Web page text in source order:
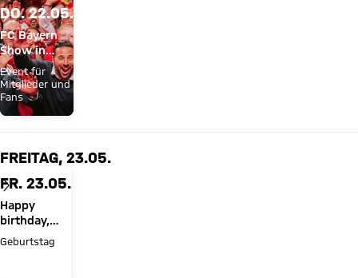
DO. 22.05.
FC Bayern
Show in
Bonn
Event für
Mitglieder und
Fans
FREITAG, 23.05.
FR. 23.05.
Happy
birthday,
Daniel
Geburtstag